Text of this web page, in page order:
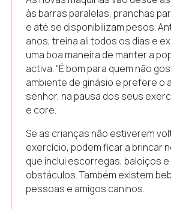
às barras paralelas, pranchas
e até se disponibilizam pesos.
anos, treina ali todos os dias e
uma boa maneira de manter a
activa. “É bom para quem não
ambiente de ginásio e prefere o
senhor, na pausa dos seus
e core.
Se as crianças não estiverem
exercício, podem ficar a brincar
que inclui escorregas, baloiços
obstáculos. Também existem
pessoas e amigos caninos.